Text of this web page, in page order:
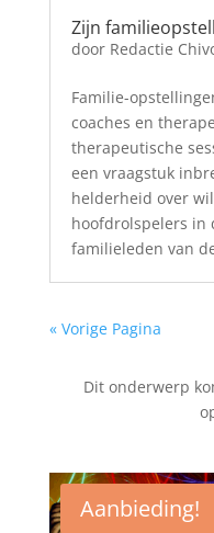
Zijn
door Redactie
Familie-
coaches en
therapeutische
een vraagstuk
helderheid over
hoofdrolspelers in
familieleden van
« Vorige Pagina
Dit onderwerp
Aanbieding!